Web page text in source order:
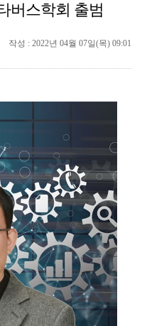
[ST포토] 패스하는 도밍게스, AT마드리드 뛰는 16…
무시
측면돌파
교왕자
즈 산, '손키스로 인사'
[ST포토] AT마드리드 도밍게스, 맨시티 상대로 골 …
[ST포토] 선수들과 이야기 하는 디에고 시메오네 감독…
버스학회 출범
작성 : 2022년 04월 07일(목) 09:01